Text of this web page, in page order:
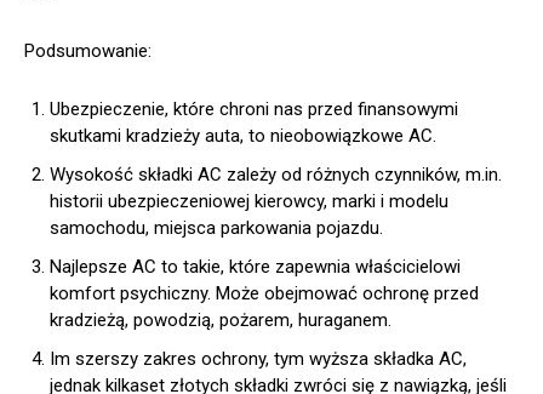
Podsumowanie:
Ubezpieczenie, które chroni nas przed finansowymi
skutkami kradzieży auta, to nieobowiązkowe AC.
Wysokość składki AC zależy od różnych czynników, m.in.
historii ubezpieczeniowej kierowcy, marki i modelu
samochodu, miejsca parkowania pojazdu.
Najlepsze AC to takie, które zapewnia właścicielowi
komfort psychiczny. Może obejmować ochronę przed
kradzieżą, powodzią, pożarem, huraganem.
Im szerszy zakres ochrony, tym wyższa składka AC,
jednak kilkaset złotych składki zwróci się z nawiązką, jeśli